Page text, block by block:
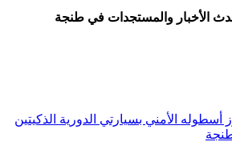
الأخبار والمستجدات في طنجة
أسطوله الأمني بسيارتي الدورية الذكيتين